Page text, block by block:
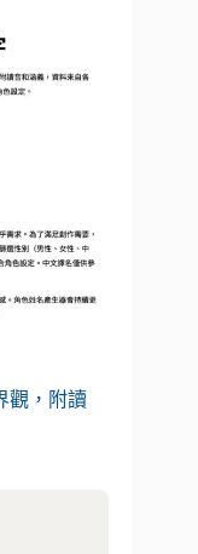
觀，附讀